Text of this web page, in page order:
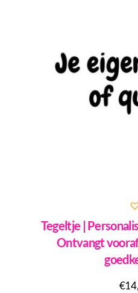
Tegeltje |
Ontvangt
€